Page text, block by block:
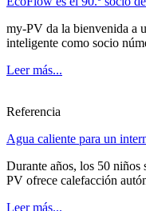
my-PV da la bienvenida a
inteligente como socio
Leer más...
Referencia
Agua caliente para un
Durante años, los 50
PV ofrece calefacción
Leer más...